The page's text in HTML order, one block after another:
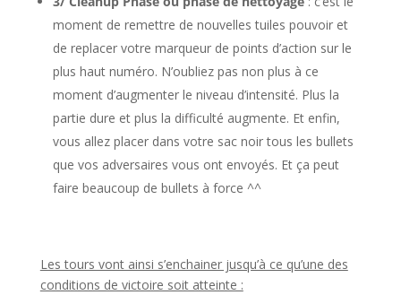
moment de remettre de nouvelles tuiles pouvoir et
de replacer votre marqueur de points d’action sur le
plus haut numéro. N’oubliez pas non plus à ce
moment d’augmenter le niveau d’intensité. Plus la
partie dure et plus la difficulté augmente. Et enfin,
vous allez placer dans votre sac noir tous les bullets
que vos adversaires vous ont envoyés. Et ça peut
faire beaucoup de bullets à force ^^
Les tours vont ainsi s’enchainer jusqu’à ce qu’une des
conditions de victoire soit atteinte :